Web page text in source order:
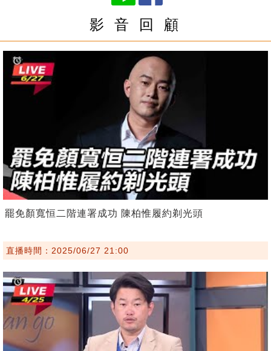
影 音 回 顧
罷免顏寬恒二階連署成功 陳柏惟履約剃光頭
直播時間：2025/06/27 21:00